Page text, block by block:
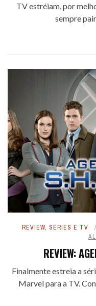
TV estréiam, por
sempre
REVIEW, SÉRIES E TV
REVIEW:
Finalmente estreia a
Marvel para a TV.